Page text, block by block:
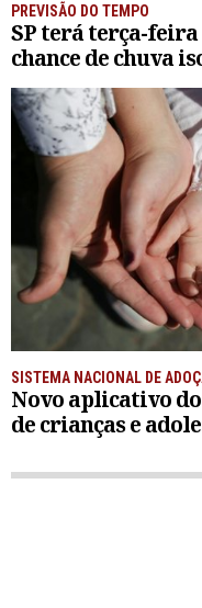
PREVISÃO DO TEMPO
SP terá terça-
chance de chuva
SISTEMA NACIONAL DE
Novo aplicativo
de crianças e